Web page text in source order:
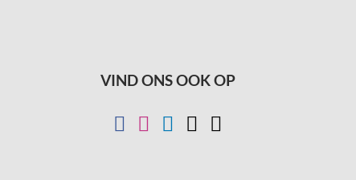
VIND ONS OOK OP